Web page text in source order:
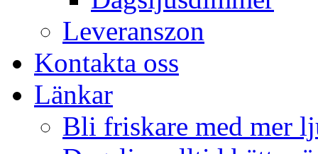
Leveranszon
Kontakta oss
Länkar
Bli friskare med mer